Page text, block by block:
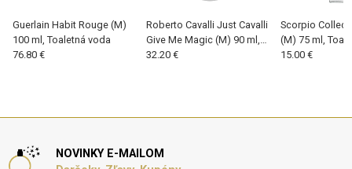
Guerlain Habit Rouge (M)
100 ml, Toaletná voda
76.80 €
Roberto Cavalli Just Cavalli
Give Me Magic (M) 90 ml,
Toaletná voda
32.20 €
Scorpio
(M) 75 ml,
15.00 €
NOVINKY E-MAILOM